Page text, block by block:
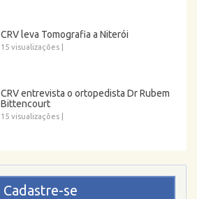
CRV leva Tomografia a Niterói
15 visualizações
CRV entrevista o ortopedista Dr Rubem
Bittencourt
15 visualizações
Cadastre-se